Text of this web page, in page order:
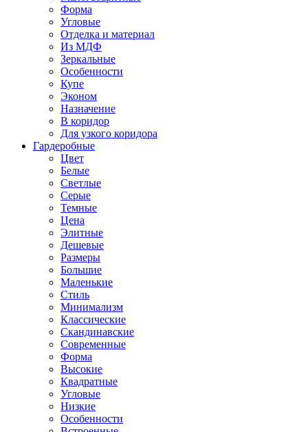
Форма
Угловые
Отделка и материал
Из МДФ
Зеркальные
Особенности
Купе
Эконом
Назначение
В коридор
Для узкого коридора
Гардеробные
Цвет
Белые
Светлые
Серые
Темные
Цена
Элитные
Дешевые
Размеры
Большие
Маленькие
Стиль
Минимализм
Классические
Скандинавские
Современные
Форма
Высокие
Квадратные
Угловые
Низкие
Особенности